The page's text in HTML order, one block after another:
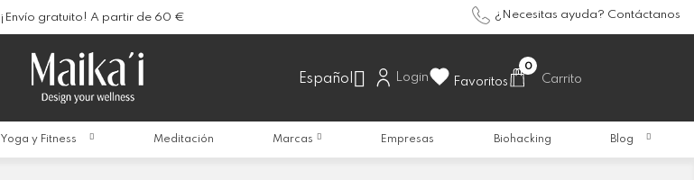
¡Envío gratuito! A partir de 60 € ¿Necesitas ayuda? Contáctanos
Español  Login Favoritos
0
Carrito
Yoga y Fitness Meditación Marcas Empresas Biohacking Blog